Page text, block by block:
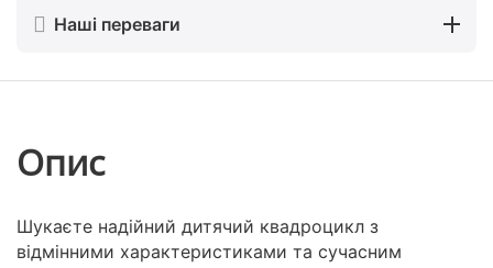
Наші переваги
Опис
Шукаєте надійний дитячий квадроцикл з
відмінними характеристиками та сучасним